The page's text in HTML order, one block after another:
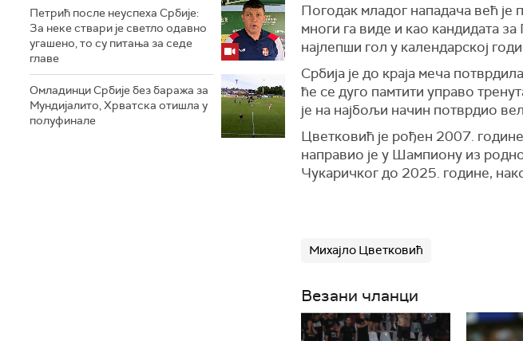
Петрић после неуспеха Србије:
За неке ствари је светло одавно
угашено, то су питања за седе
главе
Омладинци Србије без баража за
Мундијалито, Хрватска отишла у
полуфинале
Погодак младог нападача већ је
многи га виде и као кандидата
најлепши гол у календарској
Србија је до краја меча
ће се дуго памтити управо
је на најбољи начин потврдио
Цветковић је рођен 2007.
направио је у Шампиону из
Чукаричког до 2025. године,
Михајло Цветковић
Везани чланци